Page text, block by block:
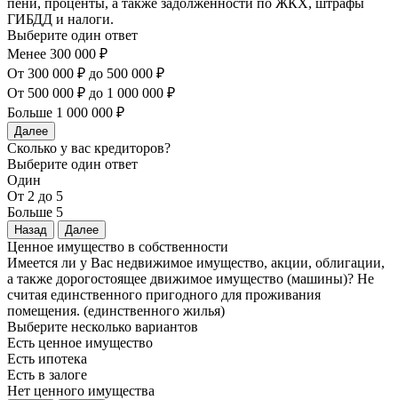
пени, проценты, а также задолженности по ЖКХ, штрафы
ГИБДД и налоги.
Выберите один ответ
Менее 300 000 ₽
От 300 000 ₽ до 500 000 ₽
От 500 000 ₽ до 1 000 000 ₽
Больше 1 000 000 ₽
Далее
Сколько у вас кредиторов?
Выберите один ответ
Один
От 2 до 5
Больше 5
Назад Далее
Ценное имущество в собственности
Имеется ли у Вас недвижимое имущество, акции, облигации,
а также дорогостоящее движимое имущество (машины)? Не
считая единственного пригодного для проживания
помещения. (единственного жилья)
Выберите несколько вариантов
Есть ценное имущество
Есть ипотека
Есть в залоге
Нет ценного имущества